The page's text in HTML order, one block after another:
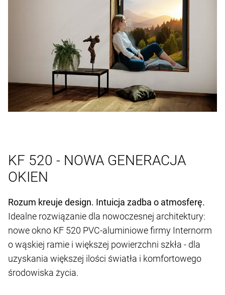
KF 520 - NOWA GENERACJA
OKIEN
Rozum kreuje design. Intuicja zadba o atmosferę.
Idealne rozwiązanie dla nowoczesnej architektury:
nowe okno KF 520 PVC-aluminiowe firmy Internorm
o wąskiej ramie i większej powierzchni szkła - dla
uzyskania większej ilości światła i komfortowego
środowiska życia.